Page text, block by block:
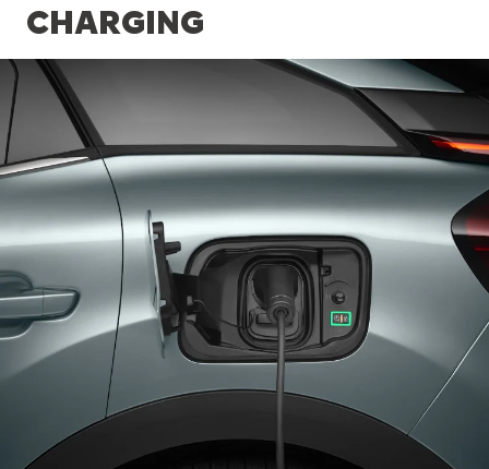
CHARGING